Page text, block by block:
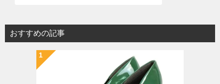
おすすめの記事